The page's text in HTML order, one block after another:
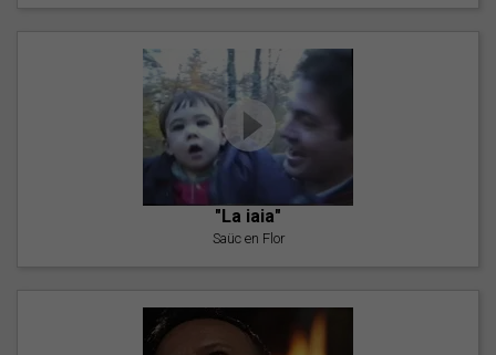
"La iaia"
Saüc en Flor